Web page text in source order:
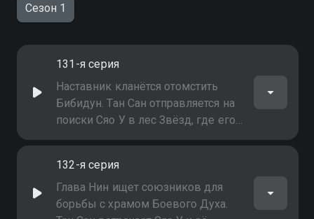
Сезон 1
131-я серия
Наставник кланётся отомстить
Бибидун. Тан Сан отправляется на
поиски Сяо У в лес Звёзд, где его
ждёт неожиданная встреча
132-я серия
Глава Нин ищет союзников для
борьбы с храмом Боевого Духа.